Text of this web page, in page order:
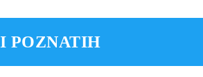
POZNATIH